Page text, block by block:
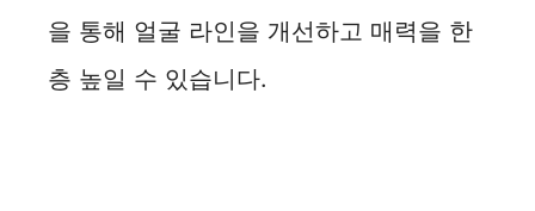
을 통해 얼굴 라인을 개선하고 매력을 한
층 높일 수 있습니다.